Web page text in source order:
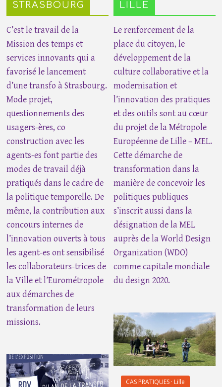
STRASBOURG
C’est le travail de la
Mission des temps et
services innovants qui a
favorisé le lancement
d’une transfo à Strasbourg.
Mode projet,
questionnements des
usagers-ères, co
construction avec les
agents-es font partie des
modes de travail déjà
pratiqués dans le cadre de
la politique temporelle. De
même, la contribution aux
concours internes de
l’innovation ouverts à tous
les agent-es ont sensibilisé
les collaborateurs-trices de
la Ville et l’Eurométropole
aux démarches de
transformation de leurs
missions.
LILLE
Le renforcement de la
place du citoyen, le
développement de la
culture collaborative et la
modernisation et
l’innovation des pratiques
et des outils sont au cœur
du projet de la Métropole
Européenne de Lille – MEL.
Cette démarche de
transformation dans la
manière de concevoir les
politiques publiques
s’inscrit aussi dans la
désignation de la MEL
auprès de la World Design
Organization (WDO)
comme capitale mondiale
du design 2020.
CAS PRATIQUES · Lille